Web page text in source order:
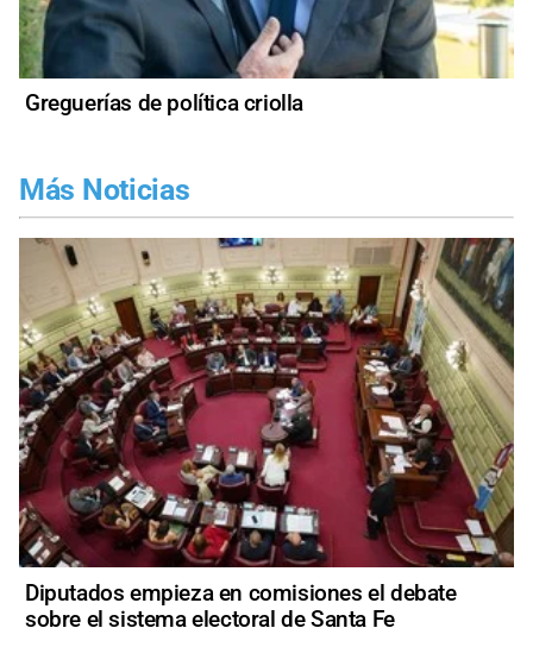
Greguerías de política criolla
Más Noticias
Diputados empieza en comisiones el debate
sobre el sistema electoral de Santa Fe